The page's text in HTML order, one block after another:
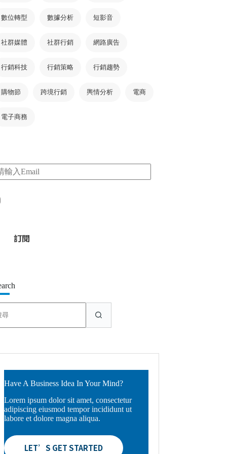
數位轉型 數據分析 短影音
社群媒體 社群行銷 網路廣告
行銷科技 行銷策略 行銷趨勢
購物節 跨境行銷 輿情分析 電商
電子商務
Have A Business Idea In Your Mind?
Lorem ipsum dolor sit amet, consectetur
adipiscing eiusmod tempor incididunt ut
labore et dolore magna aliqua.
LET’S GET STARTED